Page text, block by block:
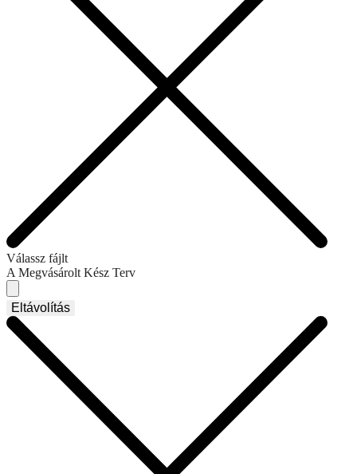
Válassz fájlt
A Megvásárolt Kész Terv
Eltávolítás